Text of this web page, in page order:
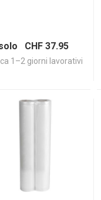
CHF 37.95
1–2 giorni lavorativi